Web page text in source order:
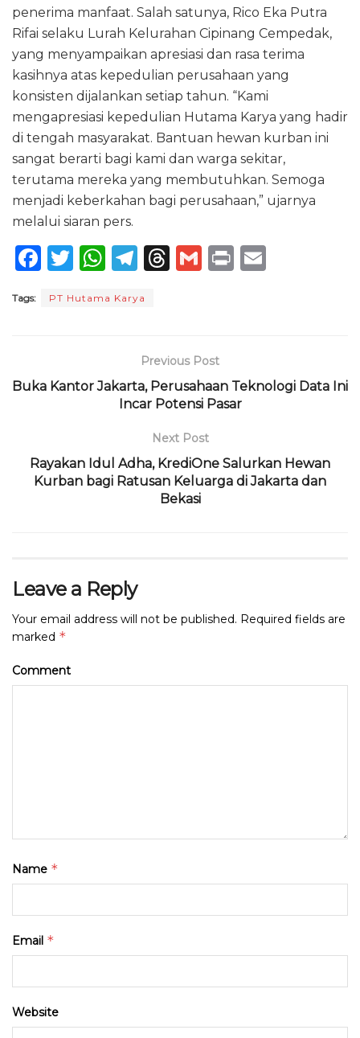
penerima manfaat. Salah satunya, Rico Eka Putra
Rifai selaku Lurah Kelurahan Cipinang Cempedak,
yang menyampaikan apresiasi dan rasa terima
kasihnya atas kepedulian perusahaan yang
konsisten dijalankan setiap tahun. “Kami
mengapresiasi kepedulian Hutama Karya yang hadir
di tengah masyarakat. Bantuan hewan kurban ini
sangat berarti bagi kami dan warga sekitar,
terutama mereka yang membutuhkan. Semoga
menjadi keberkahan bagi perusahaan,” ujarnya
melalui siaran pers.
F
c
o
T
it
W
a
p
p
T
e
ra
m
T
d
s
G P
Tags: PT Hutama Karya
Previous Post
Buka Kantor Jakarta, Perusahaan Teknologi Data Ini
Incar Potensi Pasar
Next Post
Rayakan Idul Adha, KrediOne Salurkan Hewan
Kurban bagi Ratusan Keluarga di Jakarta dan
Bekasi
Leave a Reply
Your email address will not be published. Required fields are
marked *
Comment
Name *
Email *
Website